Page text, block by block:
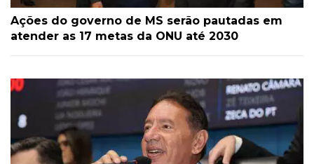
Ações do governo de MS serão pautadas em
atender as 17 metas da ONU até 2030